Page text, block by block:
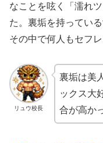
なことを呟く「濡れ
た。裏垢を持ってい
その中で何人もセフ
リュウ校長
裏垢は美
ックス大
合が高か